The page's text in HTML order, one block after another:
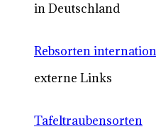
in Deutschland
Rebsorten
externe Links
Tafeltraubensorten